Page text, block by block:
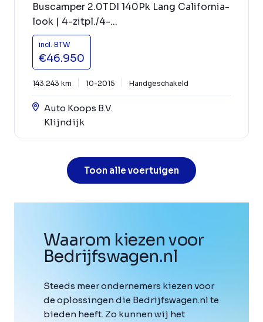
Buscamper 2.0TDI 140Pk Lang California-
look | 4-zitpl./4-...
incl. BTW
€46.950
143.243 km 10-2015 Handgeschakeld
Auto Koops B.V.
Klijndijk
Toon alle voertuigen
Waarom kiezen voor
Bedrijfswagen.nl
Steeds meer ondernemers kiezen voor
de oplossingen die Bedrijfswagen.nl te
bieden heeft. Zo kunnen wij het